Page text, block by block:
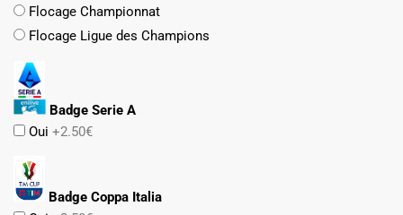
Flocage Championnat
Flocage Ligue des Champions
Badge Serie A
Oui +2.50€
Badge Coppa Italia